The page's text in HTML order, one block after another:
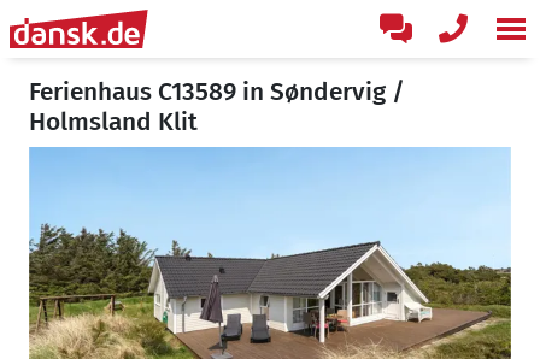
Ferienhaus C13589 in Søndervig /
Holmsland Klit